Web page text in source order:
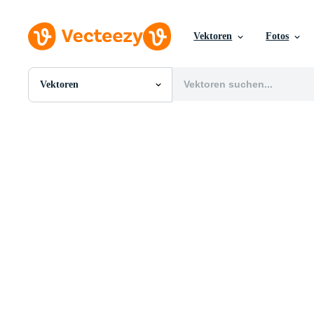
Vektoren Fotos
Vektoren
Alle Bilder